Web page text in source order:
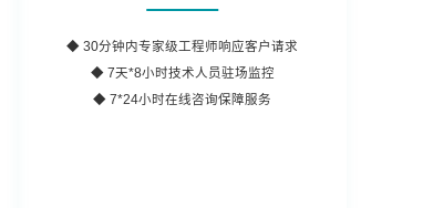
◆ 30分钟内专家级工程师响应客户请求
◆ 7天*8小时技术人员驻场监控
◆ 7*24小时在线咨询保障服务